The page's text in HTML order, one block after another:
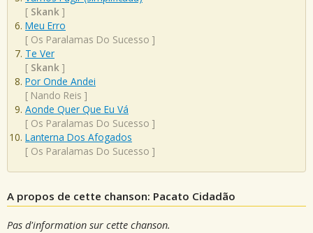
[ Skank ]
Meu Erro
[ Os Paralamas Do Sucesso ]
Te Ver
[ Skank ]
Por Onde Andei
[ Nando Reis ]
Aonde Quer Que Eu Vá
[ Os Paralamas Do Sucesso ]
Lanterna Dos Afogados
[ Os Paralamas Do Sucesso ]
A propos de cette chanson: Pacato Cidadão
Pas d'information sur cette chanson.